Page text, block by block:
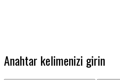
Anahtar kelimenizi girin